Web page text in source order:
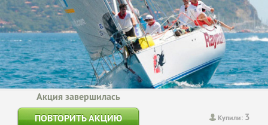
Купили: 3
Акция завершилась
ПОВТОРИТЬ АКЦИЮ